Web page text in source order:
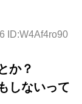
ID:W4Af4ro90
か？
しないって